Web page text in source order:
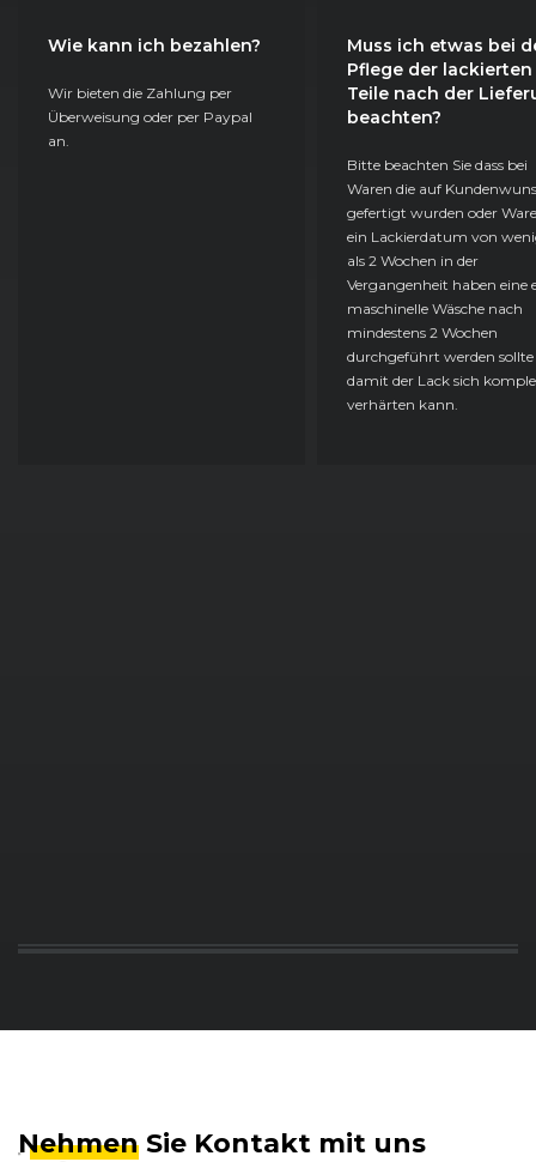
Wie kann ich bezahlen?
Wir bieten die Zahlung per
Überweisung oder per Paypal
an.
Muss ich etwas bei
Pflege der lackierten
Teile nach der
beachten?
Bitte beachten Sie dass bei
Waren die auf
gefertigt wurden oder
ein Lackierdatum von
als 2 Wochen in der
Vergangenheit haben eine
maschinelle Wäsche nach
mindestens 2 Wochen
durchgeführt werden sollte
damit der Lack sich
verhärten kann.
Nehmen Sie Kontakt mit uns